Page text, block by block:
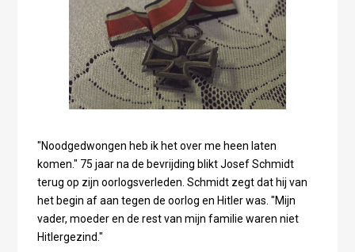
"Noodgedwongen heb ik het over me heen laten
komen." 75 jaar na de bevrijding blikt Josef Schmidt
terug op zijn oorlogsverleden. Schmidt zegt dat hij van
het begin af aan tegen de oorlog en Hitler was. "Mijn
vader, moeder en de rest van mijn familie waren niet
Hitlergezind."